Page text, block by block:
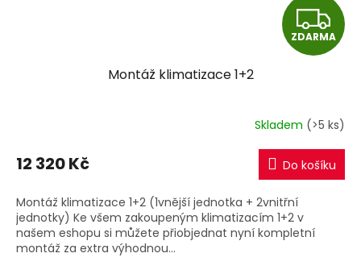
Z
D
R
M
A
ZDARMA
Montáž klimatizace 1+2
Skladem (>5 ks)
12 320 Kč Do košíku
Montáž klimatizace 1+2 (1vnější jednotka + 2vnitřní
jednotky) Ke všem zakoupeným klimatizacím 1+2 v
našem eshopu si můžete přiobjednat nyní kompletní
montáž za extra výhodnou...